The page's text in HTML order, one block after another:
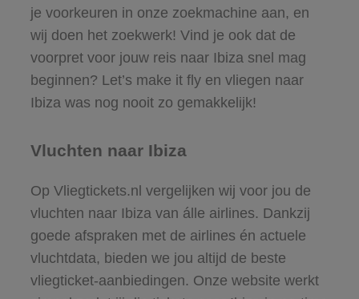
je voorkeuren in onze zoekmachine aan, en
wij doen het zoekwerk! Vind je ook dat de
voorpret voor jouw reis naar Ibiza snel mag
beginnen? Let’s make it fly en vliegen naar
Ibiza was nog nooit zo gemakkelijk!
Vluchten naar Ibiza
Op Vliegtickets.nl vergelijken wij voor jou de
vluchten naar Ibiza van álle airlines. Dankzij
goede afspraken met de airlines én actuele
vluchtdata, bieden we jou altijd de beste
vliegticket-aanbiedingen. Onze website werkt